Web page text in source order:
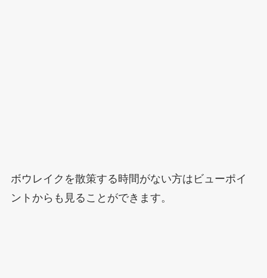
ボウレイクを散策する時間がない方はビューポイ
ントからも見ることができます。